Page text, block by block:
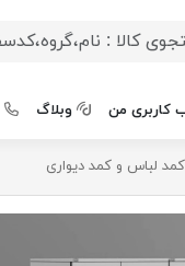
کاربری من وبلاگ
کمد لباس و کمد دیواری